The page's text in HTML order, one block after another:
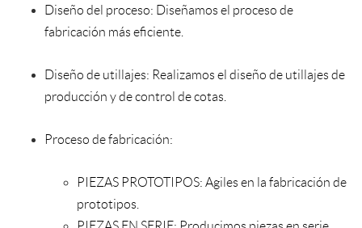
Diseño del proceso: Diseñamos el proceso de
fabricación más eficiente.
Diseño de utillajes: Realizamos el diseño de utillajes de
producción y de control de cotas.
Proceso de fabricación:
PIEZAS PROTOTIPOS: Agiles en la fabricación de
prototipos.